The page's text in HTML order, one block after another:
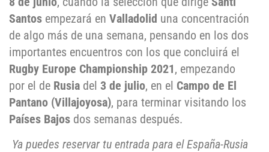
Santos empezará en Valladolid una concentración
de algo más de una semana, pensando en los dos
importantes encuentros con los que concluirá el
Rugby Europe Championship 2021, empezando
por el de Rusia del 3 de julio, en el Campo de El
Pantano (Villajoyosa), para terminar visitando los
Países Bajos dos semanas después.
Ya puedes reservar tu entrada para el España-Rusia